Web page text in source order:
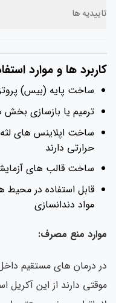
ها
ها و موارد استفاده
ساخت پایه (بیس) پروتز
ترمیم یا بازسازی بخش
ساخت اپلاینس های لثه
حرارتی دارند
ساخت قالب های آزمایشی
قابل استفاده در محیط
مواد دندانسازی
منع مصرف:
درمان های مستقیم داخل
دارند از این آکریل